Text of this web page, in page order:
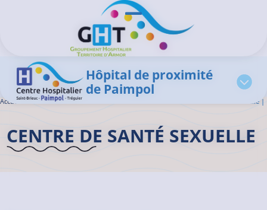
Ouvrir/Fermer le menu
Hôpital de proximité
de Paimpol
Accueil GHT>L'offre de soins Centre de Santé Sexuelle
CENTRE DE SANTÉ SEXUELLE
Panneau de gestion des cookies